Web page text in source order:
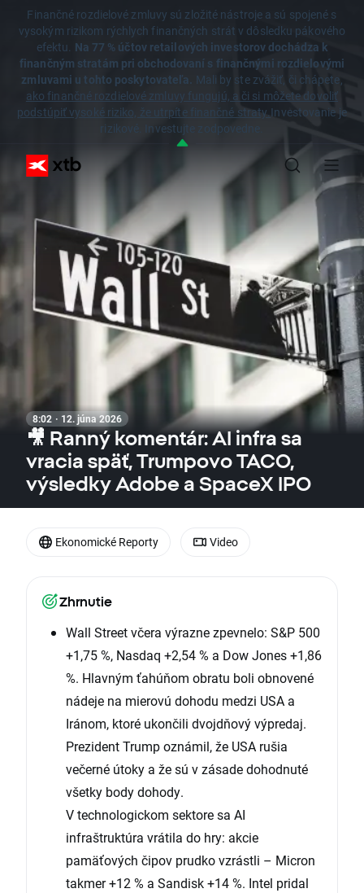
Finančné rozdielové zmluvy sú zložité nástroje a sú spojené s
vysokým rizikom rýchlych finančných strát v dôsledku pákového
efektu. Na 77 % účtov retailových investorov dochádza k
finančným stratám pri obchodovaní s finančnými rozdielovými
zmluvami u tohto poskytovateľa. Mali by ste zvážiť, či chápete,
ako finančné rozdielové zmluvy fungujú, a či si môžete dovoliť
podstúpiť vysoké riziko, že utrpíte finančné straty.Investovanie je
rizikové. Investujte zodpovedne.
8:02 · 12. júna 2026
🎥 Ranný komentár: AI infra sa
vracia späť, Trumpovo TACO,
výsledky Adobe a SpaceX IPO
Zhrnutie
Wall Street včera výrazne zpevnelo: S&P 500
+1,75 %, Nasdaq +2,54 % a Dow Jones +1,86
%. Hlavným ťahúňom obratu boli obnovené
nádeje na mierovú dohodu medzi USA a
Iránom, ktoré ukončili dvojdňový výpredaj.
Prezident Trump oznámil, že USA rušia
večerné útoky a že sú v zásade dohodnuté
všetky body dohody.
V technologickom sektore sa AI
infraštruktúra vrátila do hry: akcie
pamäťových čipov prudko vzrástli – Micron
takmer +12 % a Sandisk +14 %. Intel pridal
Ekonomické Reporty Video